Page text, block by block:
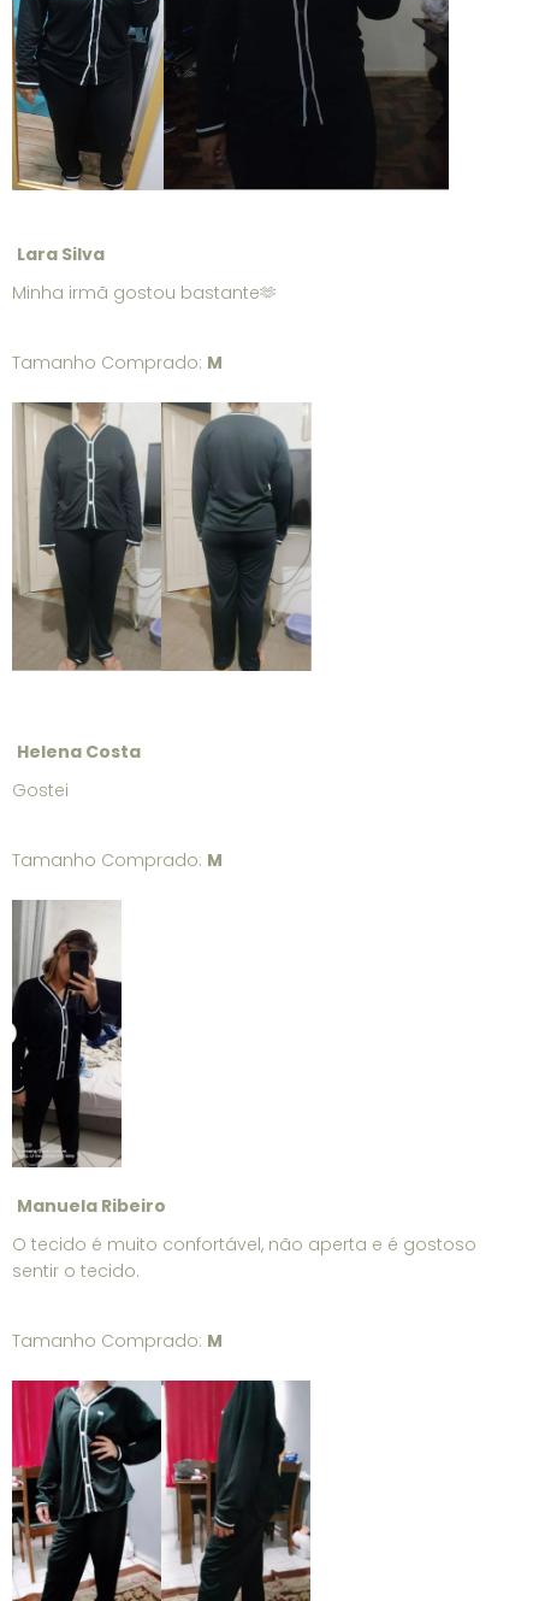
Lara Silva
Minha irmã gostou bastante🫶
Tamanho Comprado: M
Helena Costa
Gostei
Tamanho Comprado: M
Manuela Ribeiro
O tecido é muito confortável, não aperta e é gostoso
sentir o tecido.
Tamanho Comprado: M